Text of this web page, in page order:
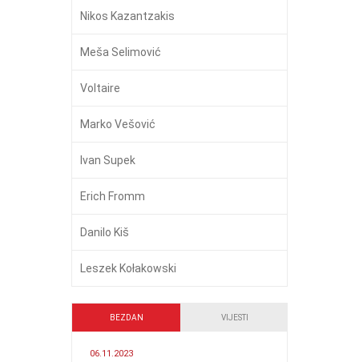
Nikos Kazantzakis
Meša Selimović
Voltaire
Marko Vešović
Ivan Supek
Erich Fromm
Danilo Kiš
Leszek Kołakowski
BEZDAN VIJESTI
06.11.2023